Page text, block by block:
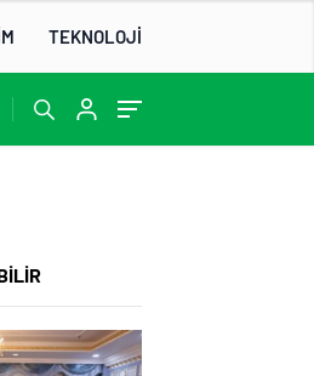
TEKNOLOJİ